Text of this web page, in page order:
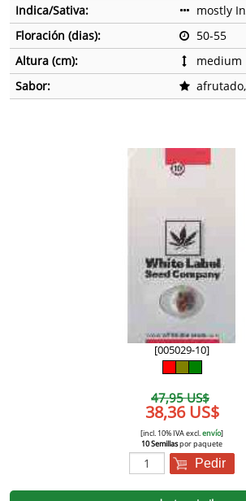
Indica/Sativa:
mostly
Floración (dias):
50-55
Altura (cm):
medium
Sabor:
[005029-10]
47,95 US$
38,36 US$
[incl. 10% IVA excl.envío]
10 Semillaspor paquete
Pedir